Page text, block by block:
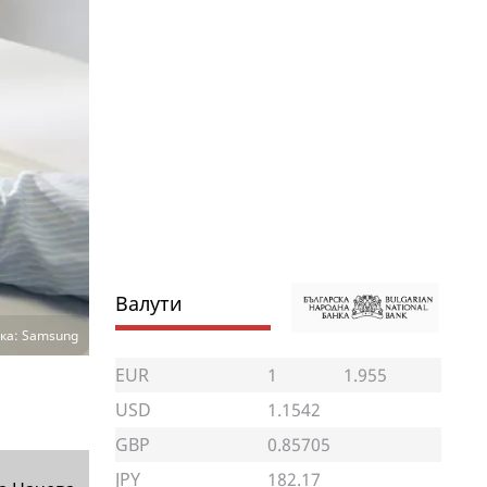
Samsung
Валути
EUR 1
1.955
USD
1.1542
GBP
0.85705
JPY
182.17